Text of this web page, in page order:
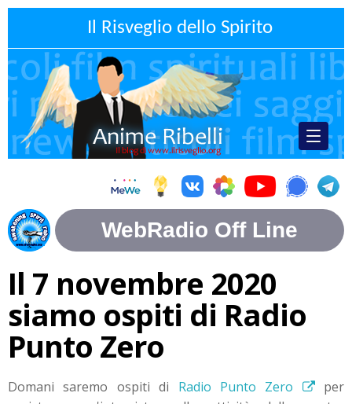
Il Risveglio dello Spirito
Il 7 novembre 2020
siamo ospiti di Radio
Punto Zero
Domani saremo ospiti di Radio Punto Zero
per